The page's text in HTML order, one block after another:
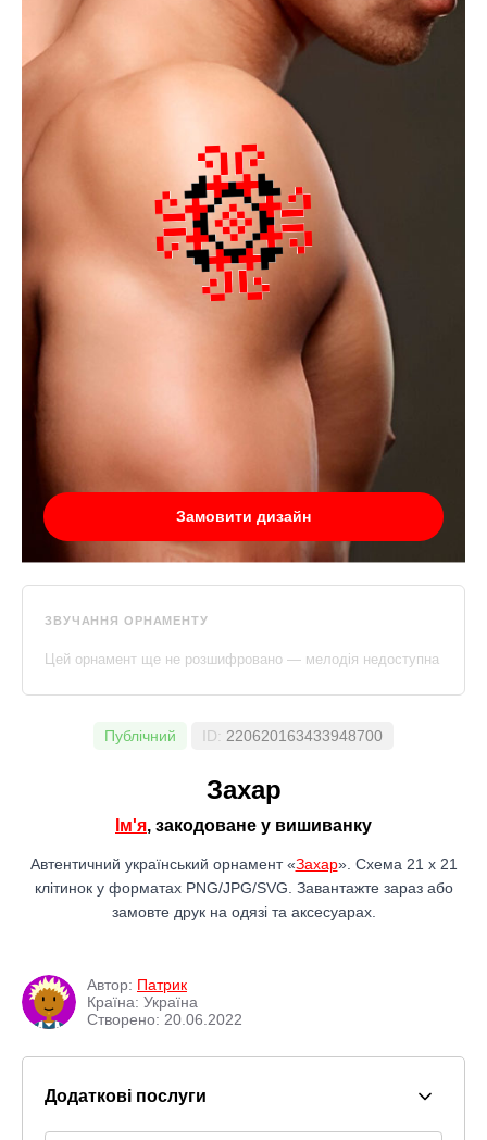
Замовити дизайн
ЗВУЧАННЯ ОРНАМЕНТУ
Цей орнамент ще не розшифровано — мелодія недоступна
Публічний ID: 220620163433948700
Захар
Ім'я, закодоване у вишиванку
Автентичний український орнамент «Захар». Схема 21 x 21
клітинок у форматах PNG/JPG/SVG. Завантажте зараз або
замовте друк на одязі та аксесуарах.
Автор: Патрик
Країна: Україна
Створено: 20.06.2022
Додаткові послуги